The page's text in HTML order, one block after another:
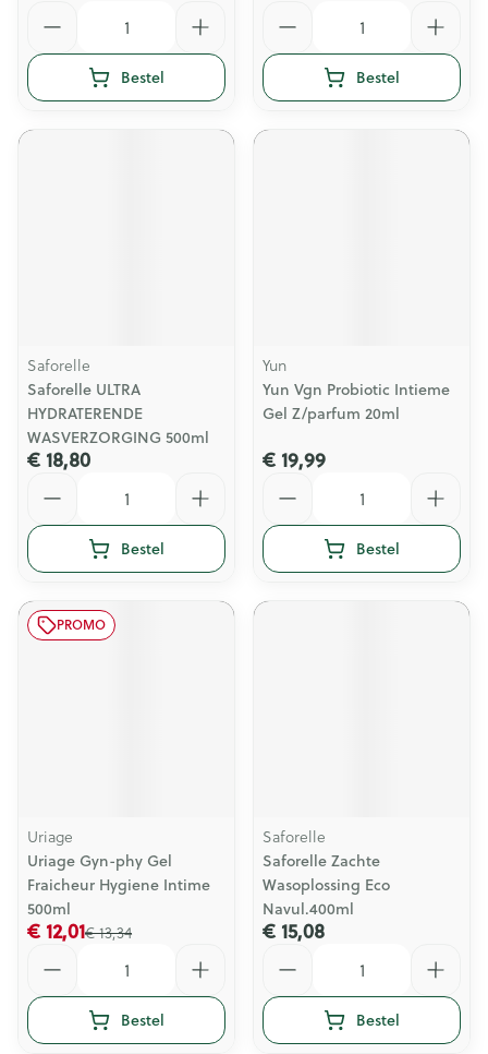
Bestel Bestel
Saforelle
Saforelle ULTRA
HYDRATERENDE
WASVERZORGING 500ml
€ 18,80
Bestel
Yun
Yun Vgn Probiotic Intieme
Gel Z/parfum 20ml
€ 19,99
Bestel
PROMO
Uriage
Uriage Gyn-phy Gel
Fraicheur Hygiene Intime
500ml
€ 13,34
€ 12,01
Bestel
Saforelle
Saforelle Zachte
Wasoplossing Eco
Navul.400ml
€ 15,08
Bestel